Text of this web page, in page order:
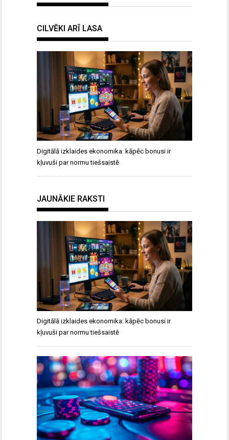
CILVĒKI ARĪ LASA
Digitālā izklaides ekonomika: kāpēc bonusi ir
kļuvuši par normu tiešsaistē
JAUNĀKIE RAKSTI
Digitālā izklaides ekonomika: kāpēc bonusi ir
kļuvuši par normu tiešsaistē